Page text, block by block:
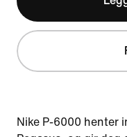
Nike P-6000 henter